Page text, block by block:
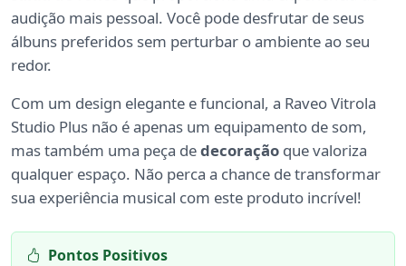
audição mais pessoal. Você pode desfrutar de seus
álbuns preferidos sem perturbar o ambiente ao seu
redor.
Com um design elegante e funcional, a Raveo Vitrola
Studio Plus não é apenas um equipamento de som,
mas também uma peça dedecoração que valoriza
qualquer espaço. Não perca a chance de transformar
sua experiência musical com este produto incrível!
Pontos Positivos